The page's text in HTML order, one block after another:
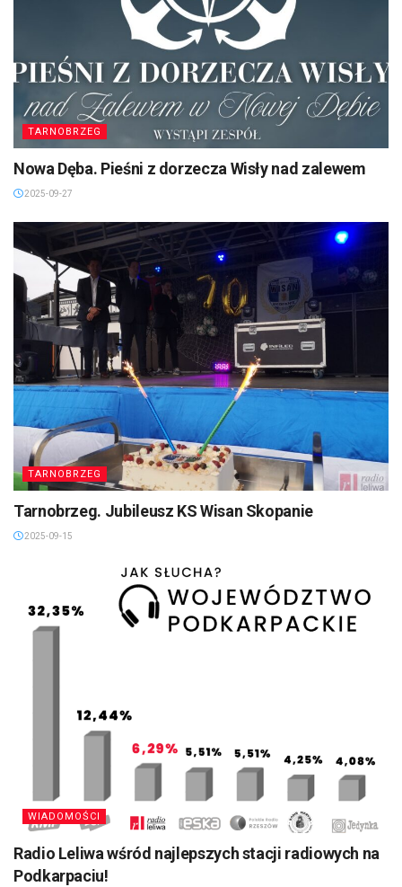
TARNOBRZEG
Nowa Dęba. Pieśni z dorzecza Wisły nad zalewem
2025-09-27
TARNOBRZEG
Tarnobrzeg. Jubileusz KS Wisan Skopanie
2025-09-15
WIADOMOŚCI
Radio Leliwa wśród najlepszych stacji radiowych na
Podkarpaciu!